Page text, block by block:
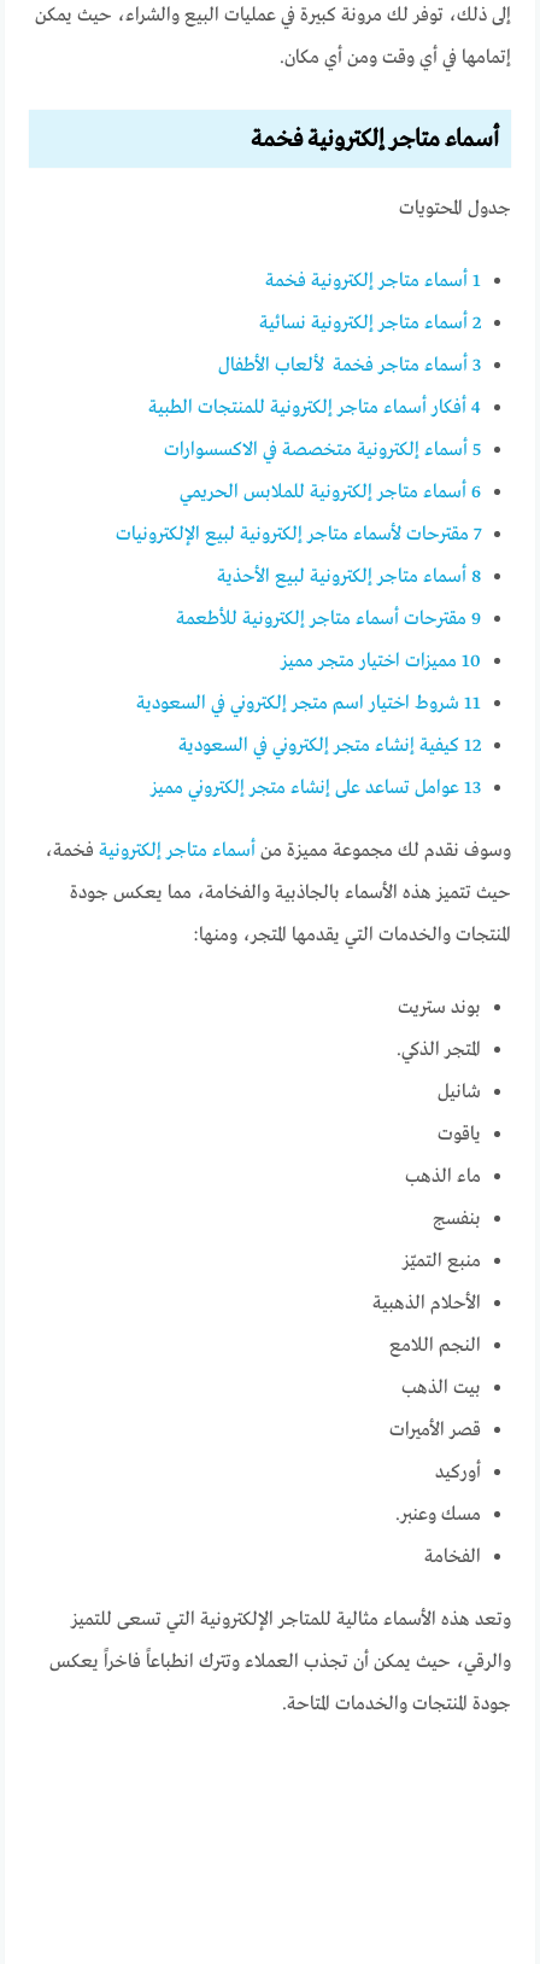
إلى ذلك، توفر لك مرونة كبيرة في عمليات البيع والشراء، حيث يمكن
إتمامها في أي وقت ومن أي مكان.
أسماء متاجر إلكترونية فخمة
جدول المحتويات
1 أسماء متاجر إلكترونية فخمة
2 أسماء متاجر إلكترونية نسائية
3 أسماء متاجر فخمة لألعاب الأطفال
4 أفكار أسماء متاجر إلكترونية للمنتجات الطبية
5 أسماء إلكترونية متخصصة في الاكسسوارات
6 أسماء متاجر إلكترونية للملابس الحريمي
7 مقترحات لأسماء متاجر إلكترونية لبيع الإلكترونيات
8 أسماء متاجر إلكترونية لبيع الأحذية
9 مقترحات أسماء متاجر إلكترونية للأطعمة
10 مميزات اختيار متجر مميز
11 شروط اختيار اسم متجر إلكتروني في السعودية
12 كيفية إنشاء متجر إلكتروني في السعودية
13 عوامل تساعد على إنشاء متجر إلكتروني مميز
وسوف نقدم لك مجموعة مميزة من أسماء متاجر إلكترونية فخمة،
حيث تتميز هذه الأسماء بالجاذبية والفخامة، مما يعكس جودة
المنتجات والخدمات التي يقدمها المتجر، ومنها:
بوند ستريت
المتجر الذكي.
شانيل
ياقوت
ماء الذهب
بنفسج
منبع التميّز
الأحلام الذهبية
النجم اللامع
بيت الذهب
قصر الأميرات
أوركيد
مسك وعنبر.
الفخامة
وتعد هذه الأسماء مثالية للمتاجر الإلكترونية التي تسعى للتميز
والرقي، حيث يمكن أن تجذب العملاء وتترك انطباعاً فاخراً يعكس
جودة المنتجات والخدمات المتاحة.